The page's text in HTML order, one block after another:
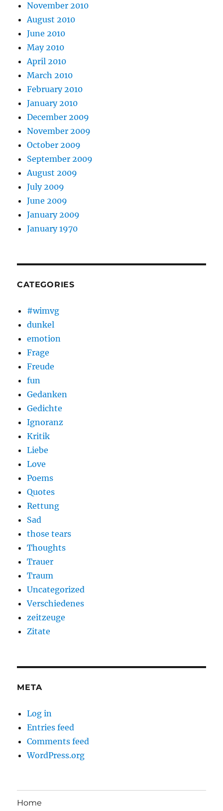
November 2010
August 2010
June 2010
May 2010
April 2010
March 2010
February 2010
January 2010
December 2009
November 2009
October 2009
September 2009
August 2009
July 2009
June 2009
January 2009
January 1970
CATEGORIES
#wimvg
dunkel
emotion
Frage
Freude
fun
Gedanken
Gedichte
Ignoranz
Kritik
Liebe
Love
Poems
Quotes
Rettung
Sad
those tears
Thoughts
Trauer
Traum
Uncategorized
Verschiedenes
zeitzeuge
Zitate
META
Log in
Entries feed
Comments feed
WordPress.org
Home